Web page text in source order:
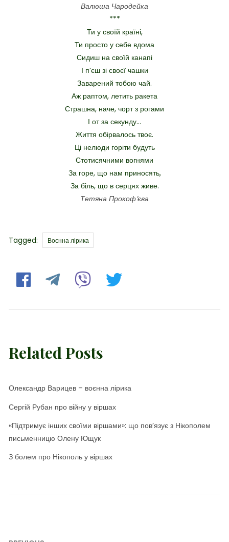
Валюша Чародейка
***
Ти у своїй країні,
Ти просто у себе вдома
Сидиш на своїй канапі
І п’єш зі своєї чашки
Заварений тобою чай.
Аж раптом, летить ракета
Страшна, наче, чорт з рогами
І от за секунду…
Життя обірвалось твоє.
Ці нелюди горіти будуть
Стотисячними вогнями
За горе, що нам приносять,
За біль, що в серцях живе.
Тетяна Прокоф’єва
Tagged: Tags
Воєнна лірика
Related Posts
Олександр Варицев – воєнна лірика
Сергій Рубан про війну у віршах
«Підтримує інших своїми віршами»: що пов’язує з Нікополем
письменницю Олену Ющук
З болем про Нікополь у віршах